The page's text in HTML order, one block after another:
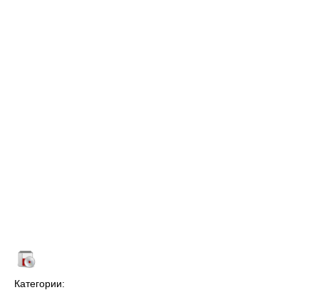
Категории: